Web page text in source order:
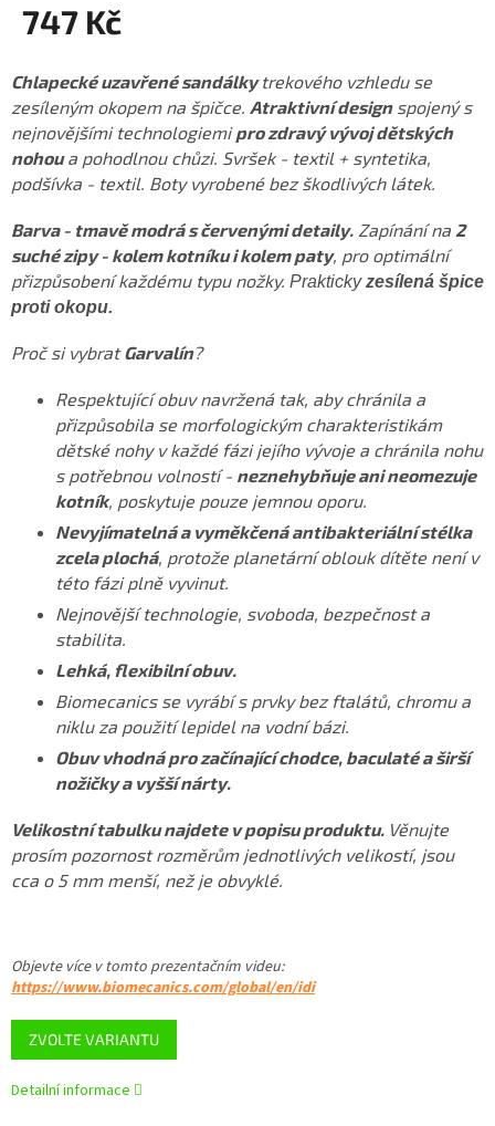
747 Kč
cena:
ZVOLTE VARIANTU
Chlapecké uzavřené sandálkytrekového vzhledu se
zesíleným okopem na špičce. Atraktivní designspojený s
nejnovějšími technologiemipro zdravý vývoj dětských
nohoua pohodlnou chůzi. Svršek - textil + syntetika,
podšívka - textil. Boty vyrobené bez škodlivých látek.
Barva - tmavě modrá s červenými detaily. Zapínání na 2
suché zipy - kolem kotníku i kolem paty, pro optimální
přizpůsobení každému typu nožky. Praktickyzesílená špice
proti okopu.
Proč si vybratGarvalín?
Respektující obuv navržená tak, aby chránila a
přizpůsobila se morfologickým charakteristikám
dětské nohy v každé fázi jejího vývoje a chránila nohu
s potřebnou volností - neznehybňuje ani neomezuje
kotník, poskytuje pouze jemnou oporu.
Nevyjímatelná a vyměkčená antibakteriální stélka
zcela plochá, protože planetární oblouk dítěte není v
této fázi plně vyvinut.
Nejnovější technologie, svoboda, bezpečnost a
stabilita.
Lehká, flexibilní obuv.
Biomecanics se vyrábí s prvky bez ftalátů, chromu a
niklu za použití lepidel na vodní bázi.
Obuv vhodná pro začínající chodce, baculaté a širší
nožičky a vyšší nárty.
Velikostní tabulku najdete v popisu produktu. Věnujte
prosím pozornost rozměrům jednotlivých velikostí, jsou
cca o 5 mm menší, než je obvyklé.
Objevte více v tomtoprezentačním videu:
https://www.biomecanics.com/global/en/idi
Detailní informace